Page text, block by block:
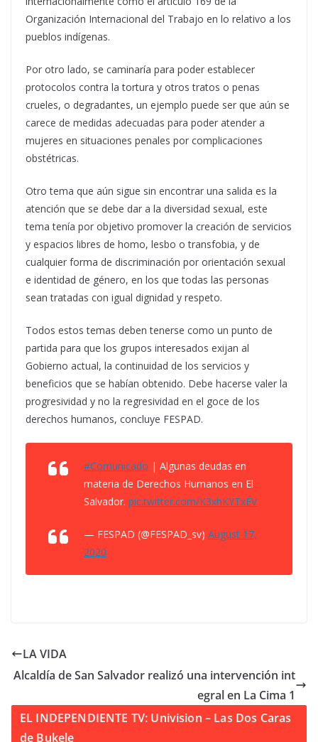
Organización Internacional del Trabajo en lo relativo a los
pueblos indígenas.
Por otro lado, se caminaría para poder establecer
protocolos contra la tortura y otros tratos o penas
crueles, o degradantes, un ejemplo puede ser que aún se
carece de medidas adecuadas para poder atender a
mujeres en situaciones penales por complicaciones
obstétricas.
Otro tema que aún sigue sin encontrar una salida es la
atención que se debe dar a la diversidad sexual, este
tema tenía por objetivo promover la creación de servicios
y espacios libres de homo, lesbo o transfobia, y de
cualquier forma de discriminación por orientación sexual
e identidad de género, en los que todas las personas
sean tratadas con igual dignidad y respeto.
Todos estos temas deben tenerse como un punto de
partida para que los grupos interesados exijan al
Gobierno actual, la continuidad de los servicios y
beneficios que se habían obtenido. Debe hacerse valer la
progresividad y no la regresividad en el goce de los
derechos humanos, concluye FESPAD.
#Comunicado | Algunas deudas en
materia de Derechos Humanos en El
Salvador. pic.twitter.com/K3xhKYTxEV
— FESPAD (@FESPAD_sv) August 17,
2020
LA VIDA
Alcaldía de San Salvador realizó una intervención int
egral en La Cima 1
EL INDEPENDIENTE TV: Univision – Las Dos Caras
de Bukele